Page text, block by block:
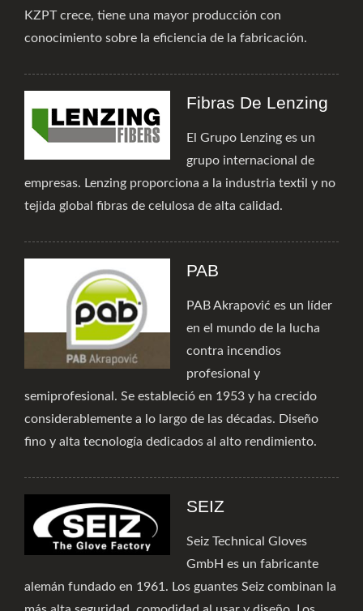
KZPT crece, tiene una mayor producción con
conocimiento sobre la eficiencia de la fabricación.
Fibras De Lenzing
El Grupo Lenzing es un
grupo internacional de
empresas. Lenzing proporciona a la industria textil y no
tejida global fibras de celulosa de alta calidad.
PAB
PAB Akrapović es un líder
en el mundo de la lucha
contra incendios
profesional y
semiprofesional. Se estableció en 1953 y ha crecido
considerablemente a lo largo de las décadas. Diseño
fino y alta tecnología dedicados al alto rendimiento.
SEIZ
Seiz Technical Gloves
GmbH es un fabricante
alemán fundado en 1961. Los guantes Seiz combinan la